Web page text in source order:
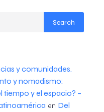
Search
y comunidades.
y nomadismo:
tiempo y el espacio? –
en Del